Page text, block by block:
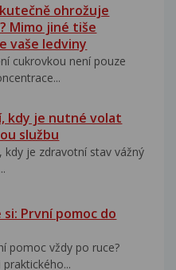
ohrožuje
Mimo jiné tiše
vaše ledviny
cukrovkou není pouze
kdy je nutné volat
službu
kdy je zdravotní stav vážný
První pomoc do
pomoc vždy po ruce?